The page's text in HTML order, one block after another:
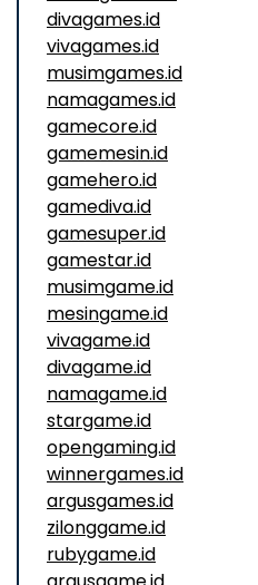
divagames.id
vivagames.id
musimgames.id
namagames.id
gamecore.id
gamemesin.id
gamehero.id
gamediva.id
gamesuper.id
gamestar.id
musimgame.id
mesingame.id
vivagame.id
divagame.id
namagame.id
stargame.id
opengaming.id
winnergames.id
argusgames.id
zilonggame.id
rubygame.id